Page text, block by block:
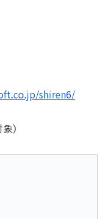
shiren6/
）